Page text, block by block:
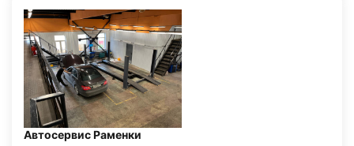
Автосервис Раменки